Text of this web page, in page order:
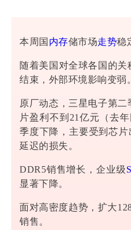
本周国 内存储市场走势稳
随着美国对全球各国的
结束，外部环境影响变弱。
原厂动态，三星电子第
片盈利不到21亿元（去
季度下降，主要受到芯
延迟的损失。
DDR5销售增长，企业级
显著下降。
面对高密度趋势，扩大
销售。